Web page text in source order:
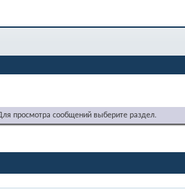
просмотра сообщений выберите раздел.